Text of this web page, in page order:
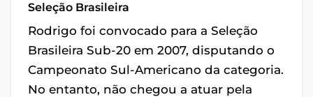
Seleção Brasileira
Rodrigo foi convocado para a Seleção
Brasileira Sub-20 em 2007, disputando o
Campeonato Sul-Americano da categoria.
No entanto, não chegou a atuar pela